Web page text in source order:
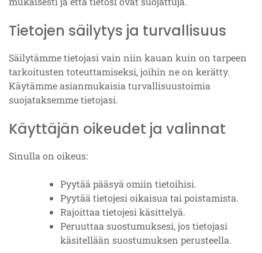
Tietojen säilytys ja turvallisuus
Säilytämme tietojasi vain niin kauan kuin on tarpeen
tarkoitusten toteuttamiseksi, joihin ne on kerätty.
Käytämme asianmukaisia turvallisuustoimia
suojataksemme tietojasi.
Käyttäjän oikeudet ja valinnat
Sinulla on oikeus:
Pyytää pääsyä omiin tietoihisi.
Pyytää tietojesi oikaisua tai poistamista.
Rajoittaa tietojesi käsittelyä.
Peruuttaa suostumuksesi, jos tietojasi
käsitellään suostumuksen perusteella.